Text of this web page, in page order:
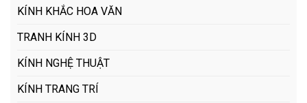
KÍNH KHẮC HOA VĂN
TRANH KÍNH 3D
KÍNH NGHỆ THUẬT
KÍNH TRANG TRÍ